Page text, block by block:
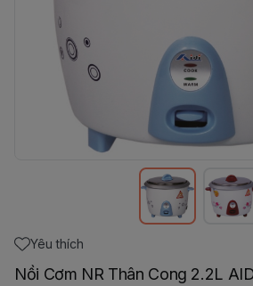
Yêu thích
Nồi Cơm NR Thân Cong 2.2L